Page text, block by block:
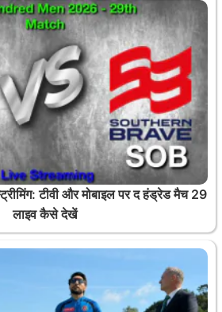
टीवी और मोबाइल पर द हंड्रेड मैच 29
लाइव कैसे देखें